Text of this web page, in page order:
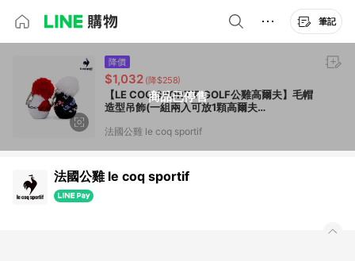
筆記
商品已停售
降價
$1,032 (降$258)
【LE COQ SPORTIF GOLF公雞高爾夫】毛帽
造型吊飾(一組兩入可放1顆高爾夫
法國公雞 le coq sportif
法國公雞 le coq sportif